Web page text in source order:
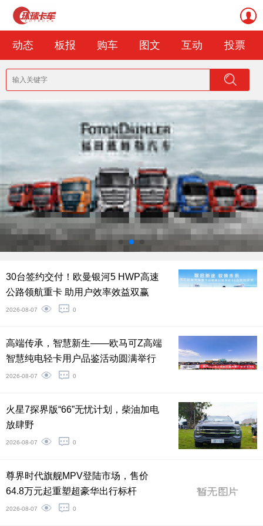
动态 板报 购车 图文 互动 投票
30台签约交付！欧曼银河5 HWP高速
公路领航重卡 助用户效率效益双赢
2026-08-07 0
高端传承，智慧新生——欧马可Z高端
智慧纯电轻卡用户品鉴活动圆满举行
2026-08-07 0
火星7探界版“66”无忧计划，柴油加电
放肆野
2026-08-07 0
尊界时代旗舰MPV登陆市场，售价
64.8万元起重塑超豪华出行标杆
2026-08-07 0